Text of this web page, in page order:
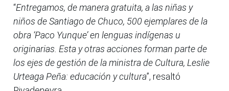
“Entregamos, de manera gratuita, a las niñas y
niños de Santiago de Chuco, 500 ejemplares de la
obra ‘Paco Yunque’ en lenguas indígenas u
originarias. Esta y otras acciones forman parte de
los ejes de gestión de la ministra de Cultura, Leslie
Urteaga Peña: educación y cultura”, resaltó